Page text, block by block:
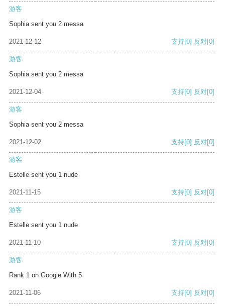
游客
Sophia sent you 2 messa
2021-12-12 支持[0] 反对[0]
游客
Sophia sent you 2 messa
2021-12-04 支持[0] 反对[0]
游客
Sophia sent you 2 messa
2021-12-02 支持[0] 反对[0]
游客
Estelle sent you 1 nude
2021-11-15 支持[0] 反对[0]
游客
Estelle sent you 1 nude
2021-11-10 支持[0] 反对[0]
游客
Rank 1 on Google With 5
2021-11-06 支持[0] 反对[0]